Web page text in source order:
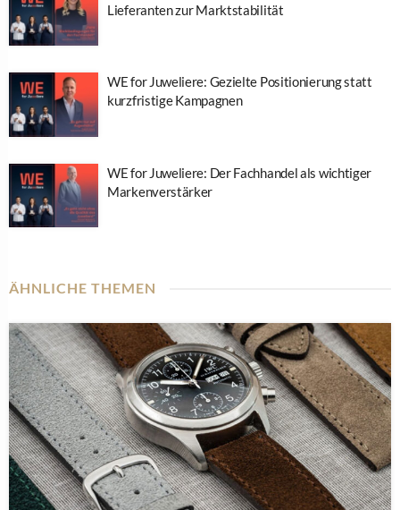
Lieferanten zur Marktstabilität
WE for Juweliere: Gezielte Positionierung statt
kurzfristige Kampagnen
WE for Juweliere: Der Fachhandel als wichtiger
Markenverstärker
ÄHNLICHE THEMEN